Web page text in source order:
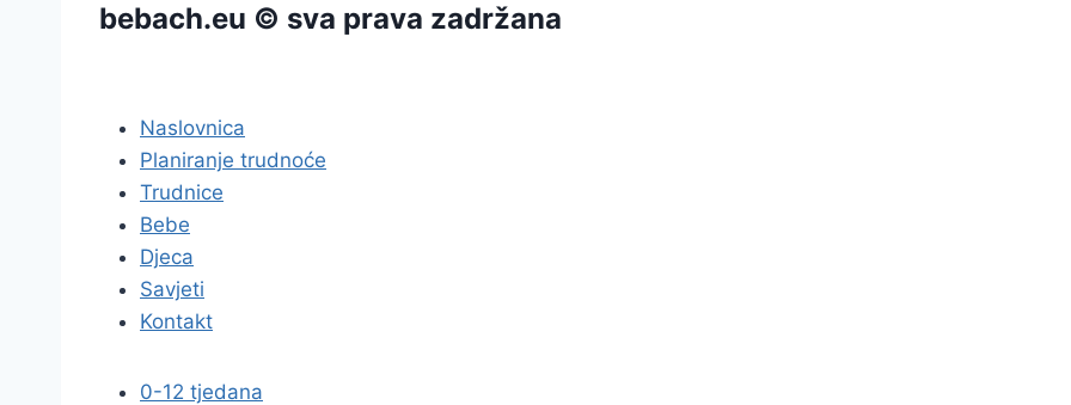
bebach.eu © sva prava zadržana
Naslovnica
Planiranje trudnoće
Trudnice
Bebe
Djeca
Savjeti
Kontakt
0-12 tjedana